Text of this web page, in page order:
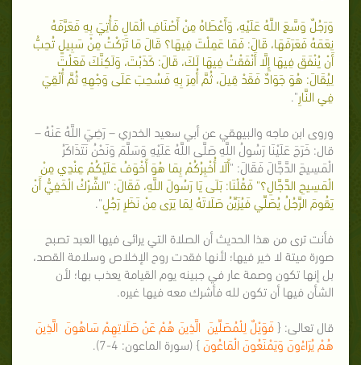
وَرَجُلٌ وَسَّعَ اللَّهُ عَلَيْهِ، وَأَعْطَاهُ مِنْ أَصْنَافِ الْمَالِ فَأُتِيَ بِهِ فَعَرَّفَهُ
نِعَمَهُ فَعَرَفَهَا، قَالَ: فَمَا عَمِلْتَ فِيهَا؟ قَالَ مَا تَرَكْتُ مِنْ سَبِيلٍ تُحِبُّ
أَنْ يُنْفَقَ فِيهَا إِلَّا أَنْفَقْتُ فِيهَا لَكَ، قَالَ: كَذَبْتَ، وَلَكِنَّكَ فَعَلْتَ
لِيُقَالَ: هُوَ جَوَادٌ فَقَدْ قِيلَ، ثُمَّ أُمِرَ بِهِ فَسُحِبَ عَلَى وَجْهِهِ ثُمَّ أُلْقِيَ
فِي النَّارِ".
وروى ابن ماجه والبيهقي عن أبي سعيد الخدري – رَضِيَ اللَّهُ عَنْهُ –
قال: خَرَجَ عَلَيْنَا رَسُولُ اللَّهِ صَلَّى اللَّهُ عَلَيْهِ وَسَلَّمَ وَنَحْنُ نَتَذَاكَرُ
الْمَسِيحَ الدَّجَّالَ فَقَالَ: "أَلَا أُخْبِرُكُمْ بِمَا هُوَ أَخْوَفُ عَلَيْكُمْ عِنْدِي مِنْ
الْمَسِيحِ الدَّجَّالِ؟" فَقُلْنَا: بَلَى يَا رَسُولَ اللَّهِ، فَقَالَ: "الشِّرْكُ الْخَفِيُّ أَنْ
يَقُومَ الرَّجُلُ يُصَلِّي فَيُزَيِّنُ صَلَاتَهُ لِمَا يَرَى مِنْ نَظَرِ رَجُلٍ".
فأنت ترى من هذا الحديث أن الصلاة التي يرائى فيها العبد تصبح
صورة ميتة لا خير فيها؛ لأنها فقدت روح الإخلاص وسلامة القصد،
بل إنها تكون وصمة عار في جبينه يوم القيامة يعذب بها؛ لأن
الشأن فيها أن تكون لله فأشرك معه فيها غيره.
قال تعالى: {فَوَيْلٌ لِلْمُصَلِّينَ الَّذِينَ هُمْ عَنْ صَلَاتِهِمْ سَاهُونَ الَّذِينَ
هُمْ يُرَاءُونَ وَيَمْنَعُونَ الْمَاعُونَ} (سورة الماعون: 4-7).